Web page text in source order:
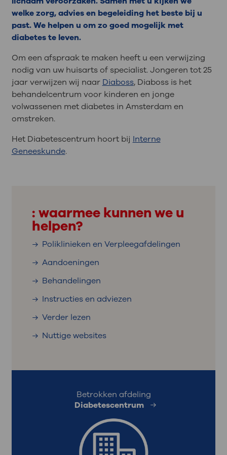
welke zorg, advies en begeleiding het beste bij u
past. We helpen u om zo goed mogelijk met
diabetes te leven.
Om een afspraak te maken heeft u een verwijzing
nodig van uw huisarts of specialist. Jongeren tot 25
jaar verwijzen wij naar Diaboss, Diaboss is het
behandelcentrum voor kinderen en jonge
volwassenen met diabetes in Amsterdam en
omstreken.
Het Diabetescentrum hoort bij Interne
Geneeskunde.
: waarmee kunnen we u
helpen?
Poliklinieken en Verpleegafdelingen
Aandoeningen
Behandelingen
Instructies en adviezen
Verder lezen
Nuttige websites
Betrokken afdeling
Diabetescentrum